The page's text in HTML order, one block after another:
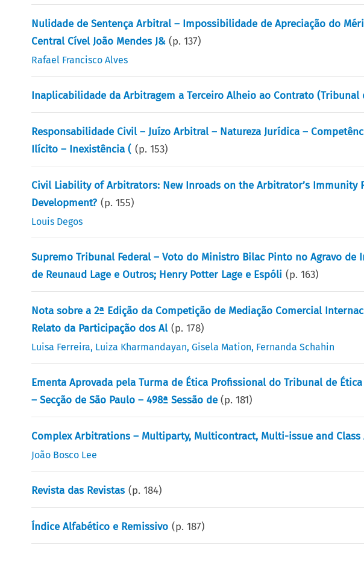
Nulidade de Sentença Arbitral – Impossibilidade de Apreciação do
Central Cível João Mendes J& (p.137)
Rafael Francisco Alves
Inaplicabilidade da Arbitragem a Terceiro Alheio ao Contrato (Tribunal
Responsabilidade Civil – Juízo Arbitral – Natureza Jurídica –
Ilícito – Inexistência ( (p.153)
Civil Liability of Arbitrators: New Inroads on the Arbitrator’s Immunity
Development? (p.155)
Louis Degos
Supremo Tribunal Federal – Voto do Ministro Bilac Pinto no Agravo de
de Reunaud Lage e Outros; Henry Potter Lage e Espóli (p.163)
Nota sobre a 2ª Edição da Competição de Mediação Comercial
Relato da Participação dos Al (p.178)
Luisa Ferreira, Luiza Kharmandayan,Gisela Mation, Fernanda Schahin
Ementa Aprovada pela Turma de Ética Profissional do Tribunal de
– Secção de São Paulo – 498ª Sessão de(p.181)
Complex Arbitrations – Multiparty, Multicontract, Multi-issue and Class
João Bosco Lee
Revista das Revistas (p.184)
Índice Alfabético e Remissivo (p.187)